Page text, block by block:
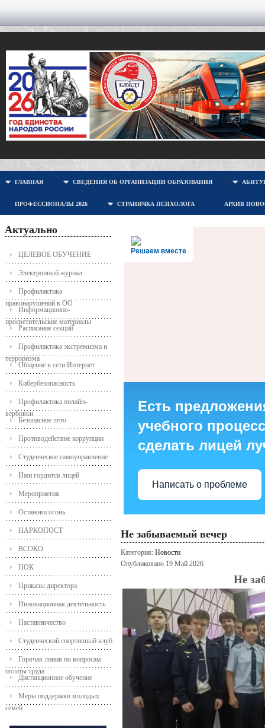
ГЛАВНАЯ СВЕДЕНИЯ ОБ ОРГАНИЗАЦИИ ОБРАЗОВАНИЯ
ПРОФЕССИОНАЛЫ 2026 СТРАНИЧКА ПСИХОЛОГА АРХИВ
Актуально
ЦЕЛЕВОЕ ОБУЧЕНИЕ
Электронный журнал
Профилактика
правонарушений в ОО
Информационно-
просветительские материалы
Расписание секций
Профилактика экстремизма и
терроризма
Общение в сети Интернет
Кибербезопасность
Профилактика онлайн-
вербовки
Безопасное лето
Противодействие коррупции
Студенческое самоуправление
Ими гордится лицей
Мероприятия
Останови огонь
НАРКОПОСТ
ВСОКО
НОК
Приказы директора
Инновационная деятельность
Наставничество
Студенческий спортивный клуб
Горячая линия по вопросам
оплаты труда
Дистанционное обучение
Меры поддержки молодых
семей
Решаем вместе
Есть
учебного
сделать лицей
Написать о проблеме
Не забываемый вечер
Категория: Новости
Опубликовано 19 Май 2026
Не